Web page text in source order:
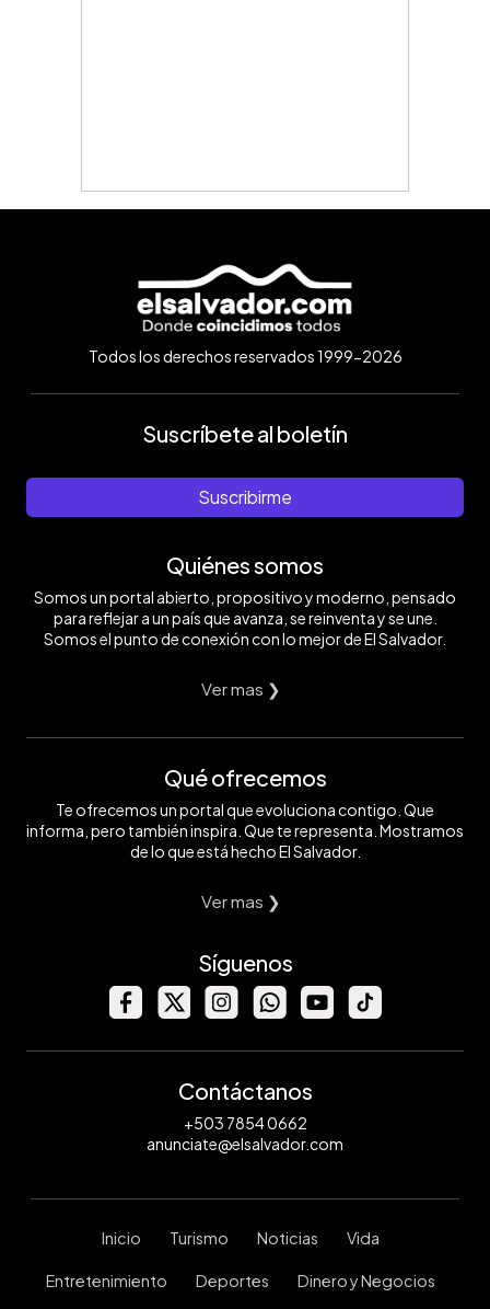
Todos los derechos reservados 1999-2026
Suscríbete al boletín
Suscribirme
Quiénes somos
Somos un portal abierto, propositivo y moderno, pensado
para reflejar a un país que avanza, se reinventa y se une.
Somos el punto de conexión con lo mejor de El Salvador.
Ver mas ❯
Qué ofrecemos
Te ofrecemos un portal que evoluciona contigo. Que
informa, pero también inspira. Que te representa. Mostramos
de lo que está hecho El Salvador.
Ver mas ❯
Síguenos
Contáctanos
+503 7854 0662
anunciate@elsalvador.com
Inicio Turismo Noticias Vida
Entretenimiento Deportes Dinero y Negocios